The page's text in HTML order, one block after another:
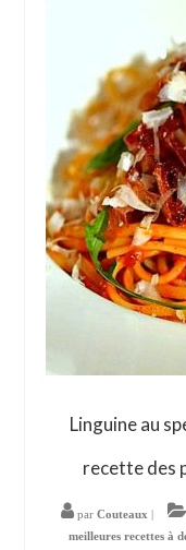
Linguine au
recette des
par Couteaux
meilleures recettes à